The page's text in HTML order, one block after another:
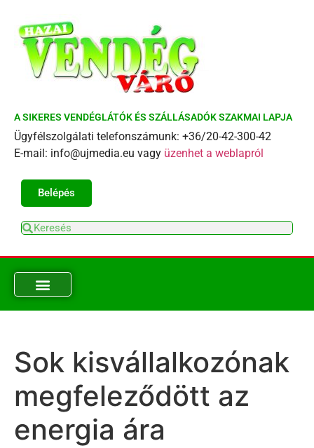
A SIKERES VENDÉGLÁTÓK ÉS SZÁLLÁSADÓK SZAKMAI LAPJA
Ügyfélszolgálati telefonszámunk: +36/20-42-300-42
E-mail: info@ujmedia.eu vagy üzenhet a weblapról
Belépés
Sok kisvállalkozónak
megfeleződött az
energia ára